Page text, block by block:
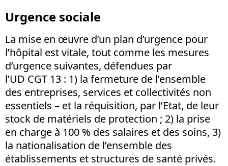
Urgence sociale
La mise en œuvre d’un plan d’urgence pour
l’hôpital est vitale, tout comme les mesures
d’urgence suivantes, défendues par
l’UD CGT 13 : 1) la fermeture de l’ensemble
des entreprises, services et collectivités non
essentiels – et la réquisition, par l’Etat, de leur
stock de matériels de protection ; 2) la prise
en charge à 100 % des salaires et des soins, 3)
la nationalisation de l’ensemble des
établissements et structures de santé privés.